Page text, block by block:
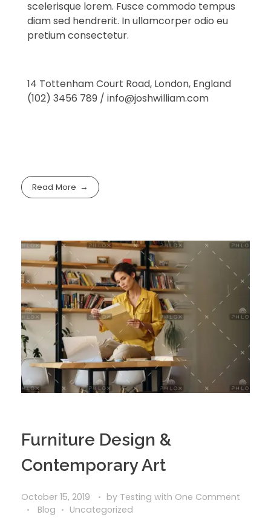
scelerisque lorem. Fusce commodo tempus
diam sed hendrerit. In ullamcorper odio eu
pretium consectetur.
14 Tottenham Court Road, London, England
(102) 3456 789 / info@joshwilliam.com
Read More
Furniture Design &
Contemporary Art
October 15, 2019 by Testing with One Comment
Blog
Uncategorized